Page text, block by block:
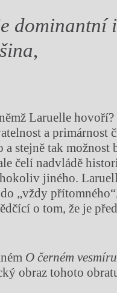
dominantní
,
Laruelle hovoří?
a primárnost
a stejně tak možnost
čelí nadvládě
jiného.
„vždy
o tom, že je
O černém
obraz tohoto